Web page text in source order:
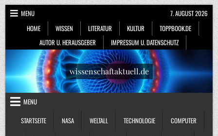
Skip
to
content
MENU
HOME
WISSEN LITERATUR KULTUR
TOPPBOOK.DE
AUTOR U. HERAUSGEBER
IMPRESSUM U. DATENSCHUTZ
7. AUGUST 2026
wissenschaftaktuell.de
MENU
STARTSEITE
NASA WELTALL TECHNOLOGIE COMPUTER